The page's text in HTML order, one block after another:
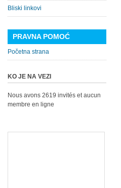
Bliski linkovi
PRAVNA POMOĆ
Početna strana
KO JE NA VEZI
Nous avons 2619 invités et aucun
membre en ligne